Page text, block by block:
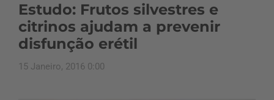
Estudo: Frutos silvestres e
citrinos ajudam a prevenir
disfunção erétil
15 Janeiro, 2016 0:00